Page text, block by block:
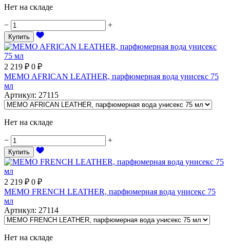
Нет на складе
− +
Купить
2 219 ₽ 0 ₽
MEMO AFRICAN LEATHER, парфюмерная вода унисекс 75
мл
Артикул: 27115
Нет на складе
− +
Купить
2 219 ₽ 0 ₽
MEMO FRENCH LEATHER, парфюмерная вода унисекс 75
мл
Артикул: 27114
Нет на складе